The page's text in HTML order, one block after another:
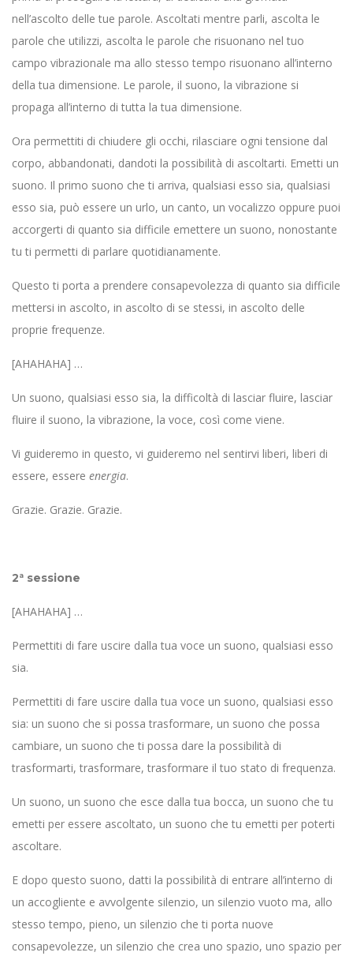
nell’ascolto delle tue parole. Ascoltati mentre parli, ascolta le
parole che utilizzi, ascolta le parole che risuonano nel tuo
campo vibrazionale ma allo stesso tempo risuonano all’interno
della tua dimensione. Le parole, il suono, la vibrazione si
propaga all’interno di tutta la tua dimensione.
Ora permettiti di chiudere gli occhi, rilasciare ogni tensione dal
corpo, abbandonati, dandoti la possibilità di ascoltarti. Emetti un
suono. Il primo suono che ti arriva, qualsiasi esso sia, qualsiasi
esso sia, può essere un urlo, un canto, un vocalizzo oppure puoi
accorgerti di quanto sia difficile emettere un suono, nonostante
tu ti permetti di parlare quotidianamente.
Questo ti porta a prendere consapevolezza di quanto sia difficile
mettersi in ascolto, in ascolto di se stessi, in ascolto delle
proprie frequenze.
[AHAHAHA] …
Un suono, qualsiasi esso sia, la difficoltà di lasciar fluire, lasciar
fluire il suono, la vibrazione, la voce, così come viene.
Vi guideremo in questo, vi guideremo nel sentirvi liberi, liberi di
essere, essere energia.
Grazie. Grazie. Grazie.
2ª sessione
[AHAHAHA] …
Permettiti di fare uscire dalla tua voce un suono, qualsiasi esso
sia.
Permettiti di fare uscire dalla tua voce un suono, qualsiasi esso
sia: un suono che si possa trasformare, un suono che possa
cambiare, un suono che ti possa dare la possibilità di
trasformarti, trasformare, trasformare il tuo stato di frequenza.
Un suono, un suono che esce dalla tua bocca, un suono che tu
emetti per essere ascoltato, un suono che tu emetti per poterti
ascoltare.
E dopo questo suono, datti la possibilità di entrare all’interno di
un accogliente e avvolgente silenzio, un silenzio vuoto ma, allo
stesso tempo, pieno, un silenzio che ti porta nuove
consapevolezze, un silenzio che crea uno spazio, uno spazio per